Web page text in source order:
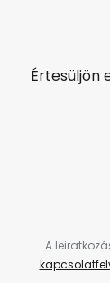
Értesüljön
A